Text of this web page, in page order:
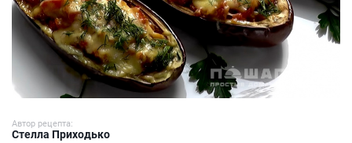
Автор рецепта:
Стелла Приходько